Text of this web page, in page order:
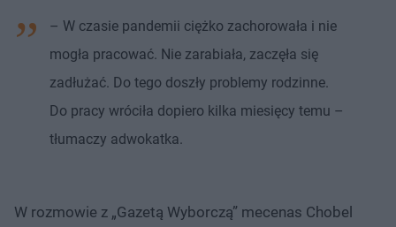
– W czasie pandemii ciężko zachorowała i nie
mogła pracować. Nie zarabiała, zaczęła się
zadłużać. Do tego doszły problemy rodzinne.
Do pracy wróciła dopiero kilka miesięcy temu –
tłumaczy adwokatka.
W rozmowie z „Gazetą Wyborczą” mecenas Chobel